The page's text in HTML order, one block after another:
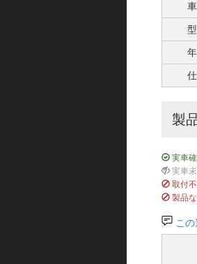
製
実車
実車
取付
製品
こ